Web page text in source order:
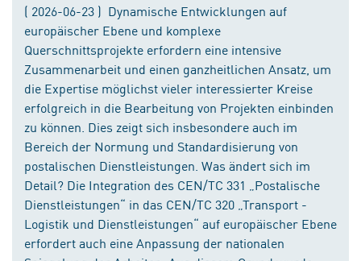
( 2026-06-23 ) Dynamische Entwicklungen auf
europäischer Ebene und komplexe
Querschnittsprojekte erfordern eine intensive
Zusammenarbeit und einen ganzheitlichen Ansatz, um
die Expertise möglichst vieler interessierter Kreise
erfolgreich in die Bearbeitung von Projekten einbinden
zu können. Dies zeigt sich insbesondere auch im
Bereich der Normung und Standardisierung von
postalischen Dienstleistungen. Was ändert sich im
Detail? Die Integration des CEN/TC 331 „Postalische
Dienstleistungen“ in das CEN/TC 320 „Transport -
Logistik und Dienstleistungen“ auf europäischer Ebene
erfordert auch eine Anpassung der nationalen